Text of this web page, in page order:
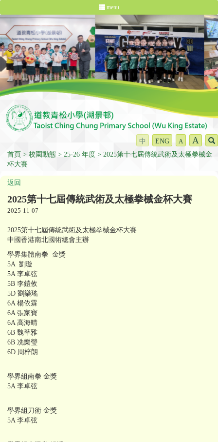
menu
中 ENG A A
首頁 校園動態 25-26 年度
2025第十七屆傳統武術及太極拳械金
杯大賽
返回
2025第十七屆傳統武術及太極拳械金杯大賽
2025-11-07
2025第十七屆傳統武術及太極拳械金杯大賽
中國香港南北國術總會主辦
學界集體南拳 金獎
5A 劉璇
5A 李卓弦
5B 李鎧攸
5D 劉樂瑤
6A 楊依霖
6A 張家寶
6A 高海晴
6B 魏莘雅
6B 冼樂瑩
6D 周梓朗
學界組南拳 金獎
5A 李卓弦
學界組刀術 金獎
5A 李卓弦